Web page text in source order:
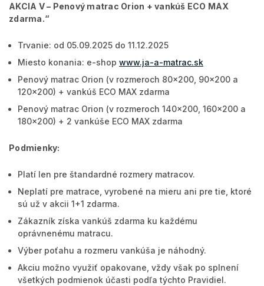
AKCIA V – Penový matrac Orion + vankúš ECO MAX
zdarma.“
Trvanie: od 05.09.2025 do 11.12.2025
Miesto konania: e-shop www.ja-a-matrac.sk
Penový matrac Orion (v rozmeroch 80x200, 90x200 a
120x200) + vankúš ECO MAX zdarma
Penový matrac Orion (v rozmeroch 140x200, 160x200 a
180x200) + 2 vankúše ECO MAX zdarma
Podmienky:
Platí len pre štandardné rozmery matracov.
Neplatí pre matrace, vyrobené na mieru ani pre tie, ktoré
sú už v akcii 1+1 zdarma.
Zákazník získa vankúš zdarma ku každému
oprávnenému matracu.
Výber poťahu a rozmeru vankúša je náhodný.
Akciu možno využiť opakovane, vždy však po splnení
všetkých podmienok účasti podľa týchto Pravidiel.